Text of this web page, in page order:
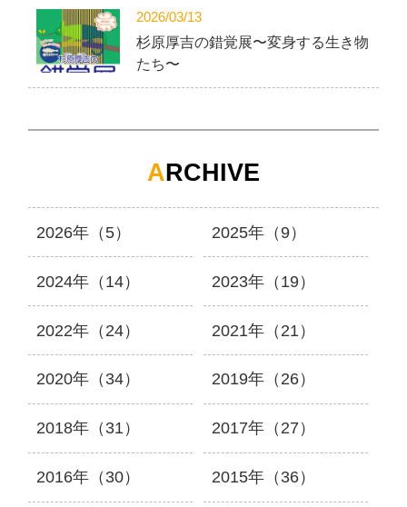
2026/03/13
杉原厚吉の錯覚展〜変身する生き物
たち〜
ARCHIVE
2026年（5） 2025年（9）
2024年（14） 2023年（19）
2022年（24） 2021年（21）
2020年（34） 2019年（26）
2018年（31） 2017年（27）
2016年（30） 2015年（36）